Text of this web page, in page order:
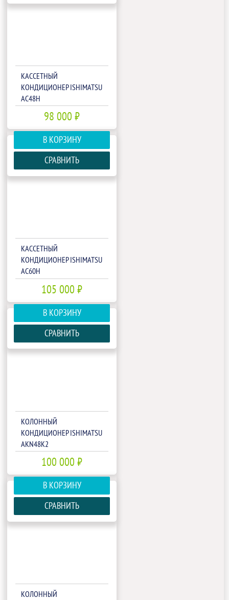
КАССЕТНЫЙ
КОНДИЦИОНЕР ISHIMATSU
AC48H
98 000 ₽
В КОРЗИНУ
СРАВНИТЬ
КАССЕТНЫЙ
КОНДИЦИОНЕР ISHIMATSU
AC60H
105 000 ₽
В КОРЗИНУ
СРАВНИТЬ
КОЛОННЫЙ
КОНДИЦИОНЕР ISHIMATSU
AKN48K2
100 000 ₽
В КОРЗИНУ
СРАВНИТЬ
КОЛОННЫЙ